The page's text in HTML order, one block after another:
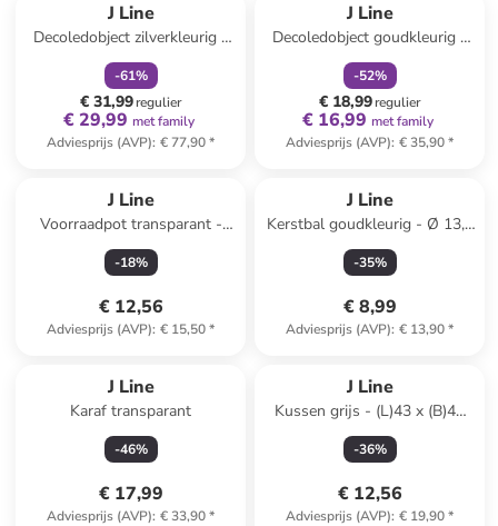
J Line
Decoledobject zilverkleurig -
(B)70 x (H)171 x (D)70 cm
-61%
€ 31,99regulier
€ 29,99 met family
Adviesprijs (AVP): € 77,90*
J Line
Decoledobject goudkleurig -
(B)34 x (H)59 x (D)30 cm
-52%
€ 18,99regulier
€ 16,99 met family
Adviesprijs (AVP): € 35,90*
J Line
Voorraadpot transparant -
(H)20 x Ø 8,5 cm
-18%
€ 12,56
Adviesprijs (AVP): € 15,50*
J Line
Kerstbal goudkleurig - Ø 13,5
cm
-35%
€ 8,99
Adviesprijs (AVP): € 13,90*
J Line
Karaf transparant
-46%
€ 17,99
Adviesprijs (AVP): € 33,90*
J Line
Kussen grijs - (L)43 x (B)42
cm
-36%
€ 12,56
Adviesprijs (AVP): € 19,90*